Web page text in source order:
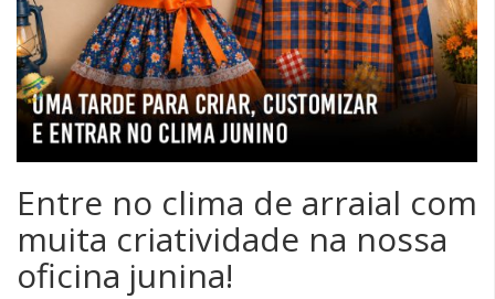
Entre no clima de arraial com
muita criatividade na nossa
oficina junina!